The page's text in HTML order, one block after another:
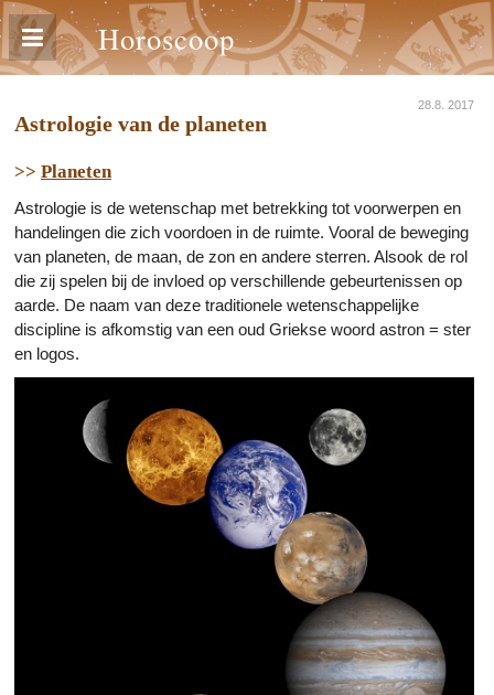
Horoscoop
28.8. 2017
Astrologie van de planeten
>> Planeten
Astrologie is de wetenschap met betrekking tot voorwerpen en
handelingen die zich voordoen in de ruimte. Vooral de beweging
van planeten, de maan, de zon en andere sterren. Alsook de rol
die zij spelen bij de invloed op verschillende gebeurtenissen op
aarde. De naam van deze traditionele wetenschappelijke
discipline is afkomstig van een oud Griekse woord astron = ster
en logos.